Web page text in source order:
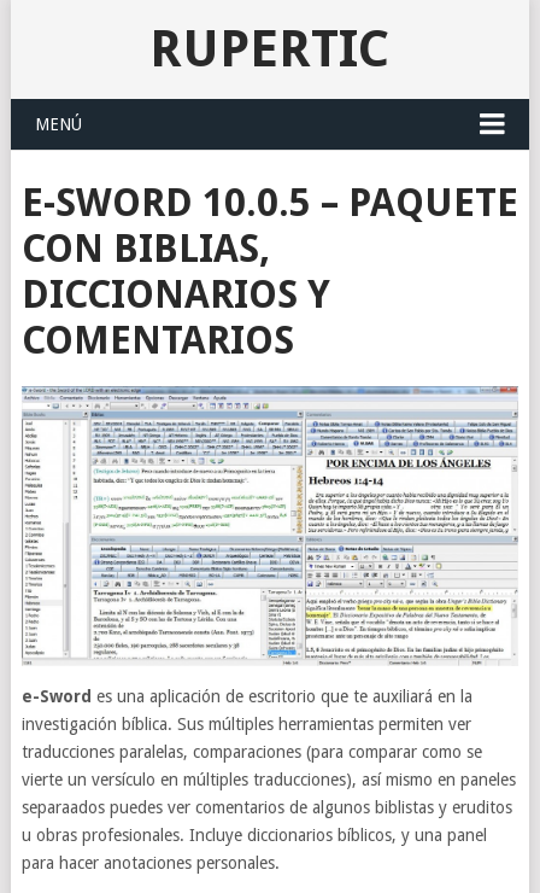
RUPERTIC
MENÚ
E-SWORD 10.0.5 – PAQUETE
CON BIBLIAS,
DICCIONARIOS Y
COMENTARIOS
e-Sword es una aplicación de escritorio que te auxiliará en la
investigación bíblica. Sus múltiples herramientas permiten ver
traducciones paralelas, comparaciones (para comparar como se
vierte un versículo en múltiples traducciones), así mismo en paneles
separaados puedes ver comentarios de algunos biblistas y eruditos
u obras profesionales. Incluye diccionarios bíblicos, y una panel
para hacer anotaciones personales.